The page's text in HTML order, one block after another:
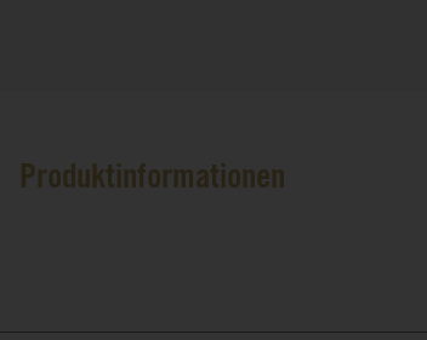
Produktinformationen